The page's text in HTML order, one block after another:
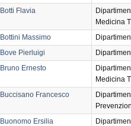
Botti Flavia
Medicina
Bottini Massimo
Bove Pierluigi
Bruno Ernesto
Medicina
Buccisano Francesco
Buonomo Ersilia